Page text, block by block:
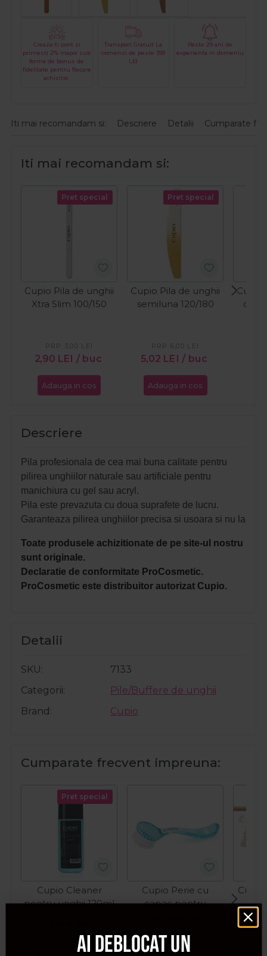
Creaza-ti cont si
primesti 2% inapoi sub
forma de bonus de
fidelitate pentru fiecare
achizitie.
Transport Gratuit La
comenzi de peste 399
LEI
Peste 29 ani de
experienta in domeniu
Iti mai recomandam si: Descriere Detalii Cumparate
Iti mai recomandam si:
Pret special
Cupio Pila de unghii
Xtra Slim 100/150
2,90 LEI / buc
PRP: 3,00 LEI
Adauga in cos
Pret special
Cupio Pila de unghii
semiluna 120/180
5,02 LEI / buc
PRP:6,00 LEI
Adauga in cos
Cupio
din
Descriere
Pila profesionala de cea mai buna calitate pentru
pilirea unghiilor naturale sau artificiale pentru
manichiura cu gel sau acryl.
Pila este prevazuta cu doua suprafete de lucru.
Garanteaza pilirea unghiilor precisa si usoara si nu lasa
Toate produsele achizitionate de pe site-ul nostru
sunt originale.
Declaratie de conformitate ProCosmetic.
ProCosmetic este distribuitor autorizat Cupio.
Detalii
SKU
7133
Categorii
Pile/Buffere de unghii
Brand
Cupio
Cumparate frecvent impreuna:
Pret special
Cupio Cleaner
pentru unghii 120ml
Cupio Perie cu
capac pentru
Ai deblocat un